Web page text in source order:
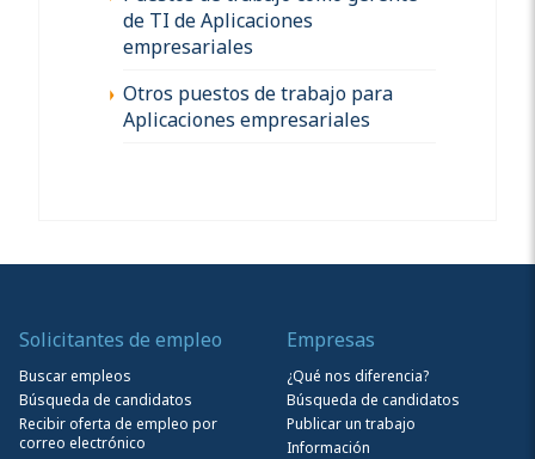
de TI de Aplicaciones
empresariales
Otros puestos de trabajo para
Aplicaciones empresariales
Solicitantes de empleo
Buscar empleos
Búsqueda de candidatos
Recibir oferta de empleo por
correo electrónico
Empresas
¿Qué nos diferencia?
Búsqueda de candidatos
Publicar un trabajo
Información